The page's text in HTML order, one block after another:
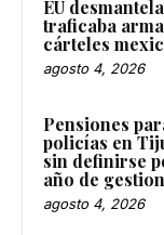
EU
traficaba
cárteles
agosto 4, 2026
Pensiones
policías en
sin definirse
año de
agosto 4, 2026